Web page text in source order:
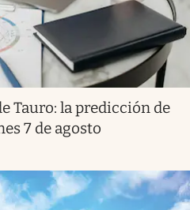
Tauro: la predicción de
7 de agosto